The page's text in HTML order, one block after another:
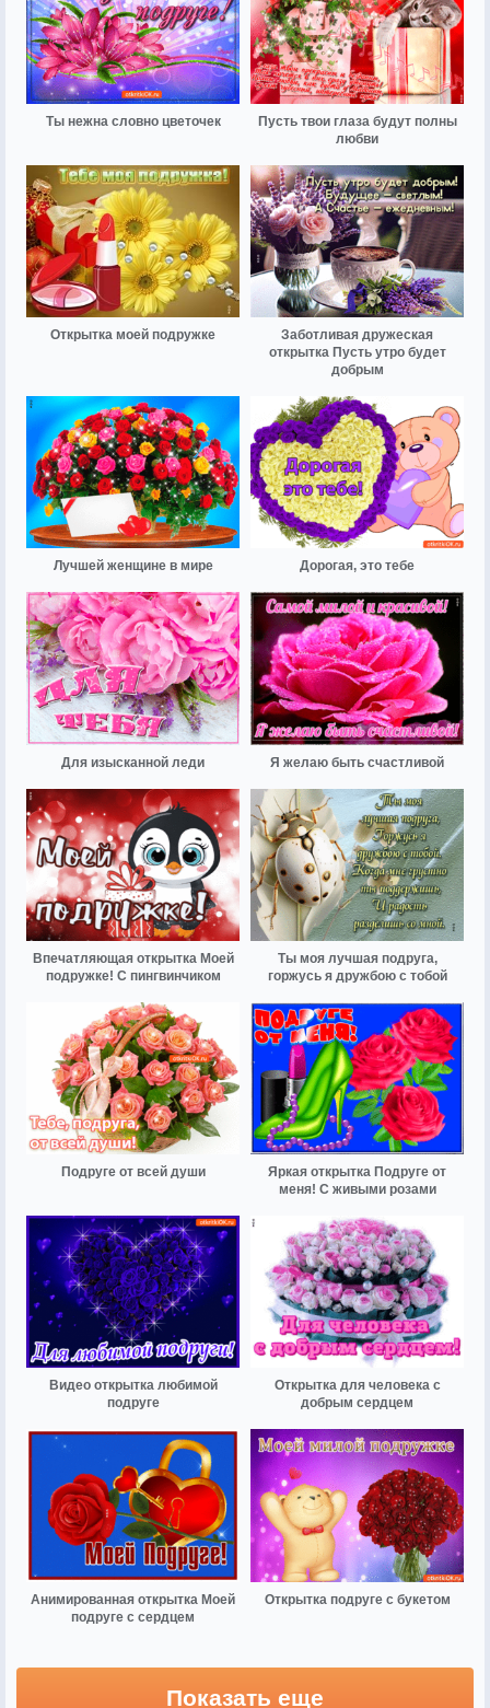
Ты нежна словно цветочек
Пусть твои глаза будут полны
любви
Открытка моей подружке
Заботливая дружеская
открытка Пусть утро будет
добрым
Лучшей женщине в мире Дорогая, это тебе
Для изысканной леди Я желаю быть счастливой
Впечатляющая открытка Моей
подружке! С пингвинчиком
Ты моя лучшая подруга,
горжусь я дружбою с тобой
Подруге от всей души
Яркая открытка Подруге от
меня! С живыми розами
Видео открытка любимой
подруге
Открытка для человека с
добрым сердцем
Анимированная открытка Моей
подруге с сердцем
Открытка подруге с букетом
Показать еще